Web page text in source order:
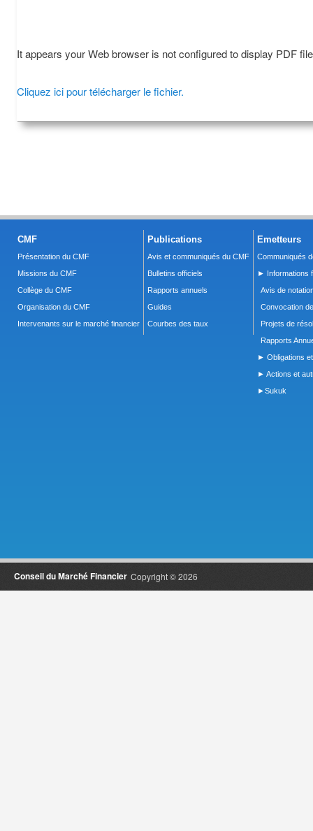
It appears your Web browser is not configured to display PDF
Cliquez ici pour télécharger le fichier.
CMF
Présentation du CMF
Missions du CMF
Collège du CMF
Organisation du CMF
Intervenants sur le marché financier
Publications
Avis et communiqués du CMF
Bulletins officiels
Rapports annuels
Guides
Courbes des taux
Emetteurs
Communiqués
► Informations
Avis de
Convocation
Projets de
Rapports
► Obligations
► Actions et
►Sukuk
Copyright © 2026
Conseil du Marché Financier